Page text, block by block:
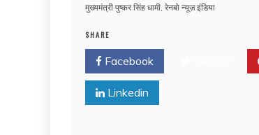
मुख्यमंत्री पुष्कर सिंह धामी, रेनबो न्यूज़ इंडिया
SHARE
Facebook
Linkedin